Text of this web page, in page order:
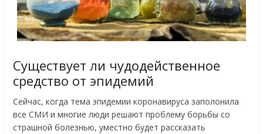
Существует ли чудодейственное
средство от эпидемий
Сейчас, когда тема эпидемии коронавируса заполонила
все СМИ и многие люди решают проблему борьбы со
страшной болезнью, уместно будет рассказать